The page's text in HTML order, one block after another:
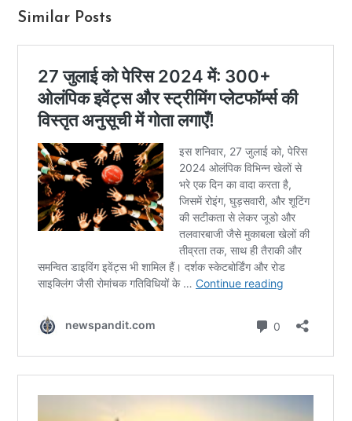
Similar Posts